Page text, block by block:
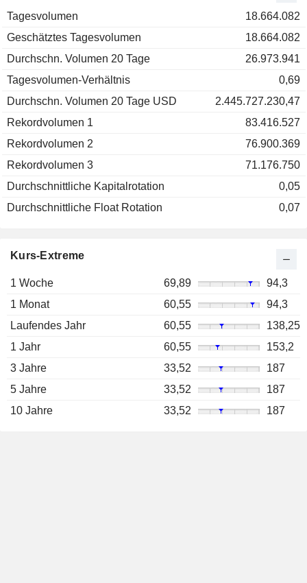
Tagesvolumen
18.664.082
Geschätztes Tagesvolumen
18.664.082
Durchschn. Volumen 20 Tage
26.973.941
Tagesvolumen-Verhältnis
0,69
Durchschn. Volumen 20 Tage USD
2.445.727.230,47
Rekordvolumen 1
83.416.527
Rekordvolumen 2
76.900.369
Rekordvolumen 3
71.176.750
Durchschnittliche Kapitalrotation
0,05
Durchschnittliche Float Rotation
0,07
Kurs-Extreme
1 Woche 69,89
94,3
1 Monat
60,55
94,3
Laufendes Jahr
60,55
138,25
1 Jahr
60,55
153,2
3 Jahre
33,52
187
5 Jahre
33,52
187
10 Jahre
33,52 187